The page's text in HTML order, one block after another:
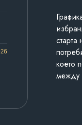
което
между